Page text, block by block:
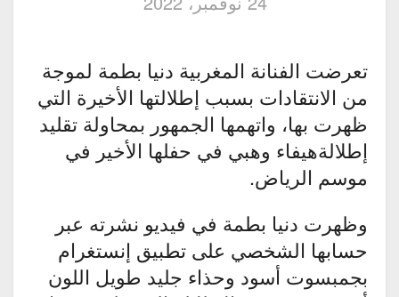
تعرضت الفنانة المغربية دنيا بطمة لموجة
من الانتقادات بسبب إطلالتها الأخيرة التي
ظهرت بها، واتهمها الجمهور بمحاولة تقليد
إطلالةهيفاء وهبي في حفلها الأخير في
موسم الرياض.
وظهرت دنيا بطمة في فيديو نشرته عبر
حسابها الشخصي على تطبيق إنستغرام
بجمبسوت أسود وحذاء جليد طويل اللون